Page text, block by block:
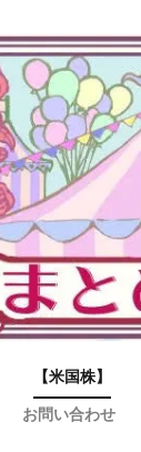
【米国株】
お問い合わせ